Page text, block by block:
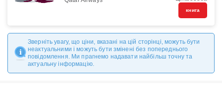
книга
Зверніть увагу, що ціни, вказані на цій сторінці, можуть бути
неактуальними і можуть бути змінені без попереднього
повідомлення. Ми прагнемо надавати найбільш точну та
актуальну інформацію.